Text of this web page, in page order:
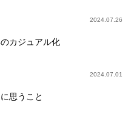
2024.07.26
カジュアル化
2024.07.01
思うこと